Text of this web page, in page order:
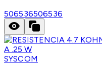
506536506536
SYSCOM